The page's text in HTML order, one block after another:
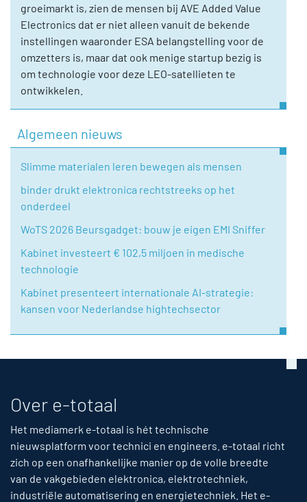
groeimarkt is, zien de mensen bij AVE Added Value
Electronics dat er niet alleen vanuit de bekende
instellingen waaronder ESA belangstelling voor de
omzetters is, maar dat ook menige startup bezig is
om technologie voor deze LEO-satellieten te
ontwikkelen.
Algemeen nieuws
Slimme materialen leren bewegen als mensen
binder drukt elektronica rechtstreeks op het
onderdeel
WoTS 2026 Beursgadget: bouw je eigen EMI Sniffer
Kabinet investeert € 102,5 miljoen in medische
technologie
Kabinet presenteert internationale AI-strategie:
kansen voor Nederlandse hightechsector
Over e-totaal
Het mediamerk e-totaal is hét technische
nieuwsplatform voor technici en engineers. e-totaal richt
zich op een onafhankelijke manier op de volle breedte
van de vakgebieden elektronica, elektrotechniek,
industriële automatisering en energietechniek. Het e-